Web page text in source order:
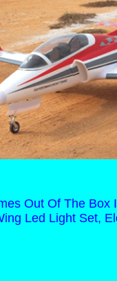
Out Of The
Led Light Set,